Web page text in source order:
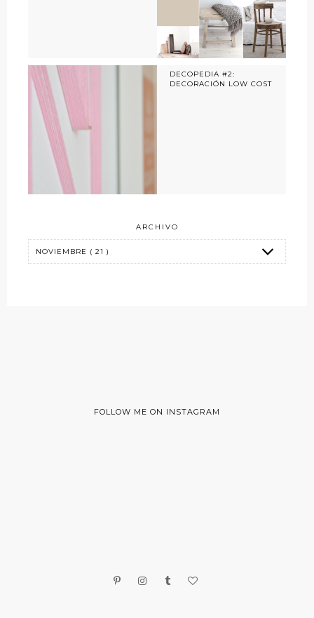
DECOPEDIA #2:
DECORACIÓN LOW COST
ARCHIVO
FOLLOW ME ON INSTAGRAM